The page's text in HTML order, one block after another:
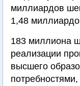
миллиардов
1,48
183 миллиона
реализации
высшего